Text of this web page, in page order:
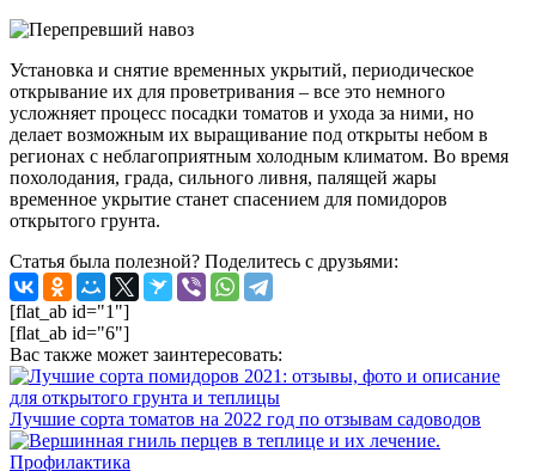
Установка и снятие временных укрытий, периодическое
открывание их для проветривания – все это немного
усложняет процесс посадки томатов и ухода за ними, но
делает возможным их выращивание под открыты небом в
регионах с неблагоприятным холодным климатом. Во время
похолодания, града, сильного ливня, палящей жары
временное укрытие станет спасением для помидоров
открытого грунта.
Статья была полезной? Поделитесь с друзьями:
[flat_ab id="1"]
[flat_ab id="6"]
Вас также может заинтересовать:
Лучшие сорта томатов на 2022 год по отзывам садоводов